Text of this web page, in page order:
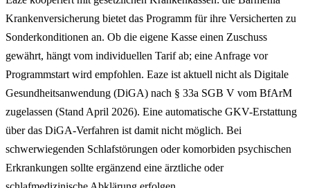
Krankenversicherung bietet das Programm für ihre Versicherten zu
Sonderkonditionen an. Ob die eigene Kasse einen Zuschuss
gewährt, hängt vom individuellen Tarif ab; eine Anfrage vor
Programmstart wird empfohlen. Eaze ist aktuell nicht als Digitale
Gesundheitsanwendung (DiGA) nach § 33a SGB V vom BfArM
zugelassen (Stand April 2026). Eine automatische GKV-Erstattung
über das DiGA-Verfahren ist damit nicht möglich. Bei
schwerwiegenden Schlafstörungen oder komorbiden psychischen
Erkrankungen sollte ergänzend eine ärztliche oder